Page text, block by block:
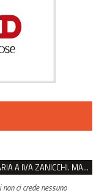
VENTASSO, SÌ ALLA CITTADINANZA ONORARIA A IVA ZANICCHI. MA BARGIACCHI: “È DI PESSIMO GUSTO”
ci crede nessuno